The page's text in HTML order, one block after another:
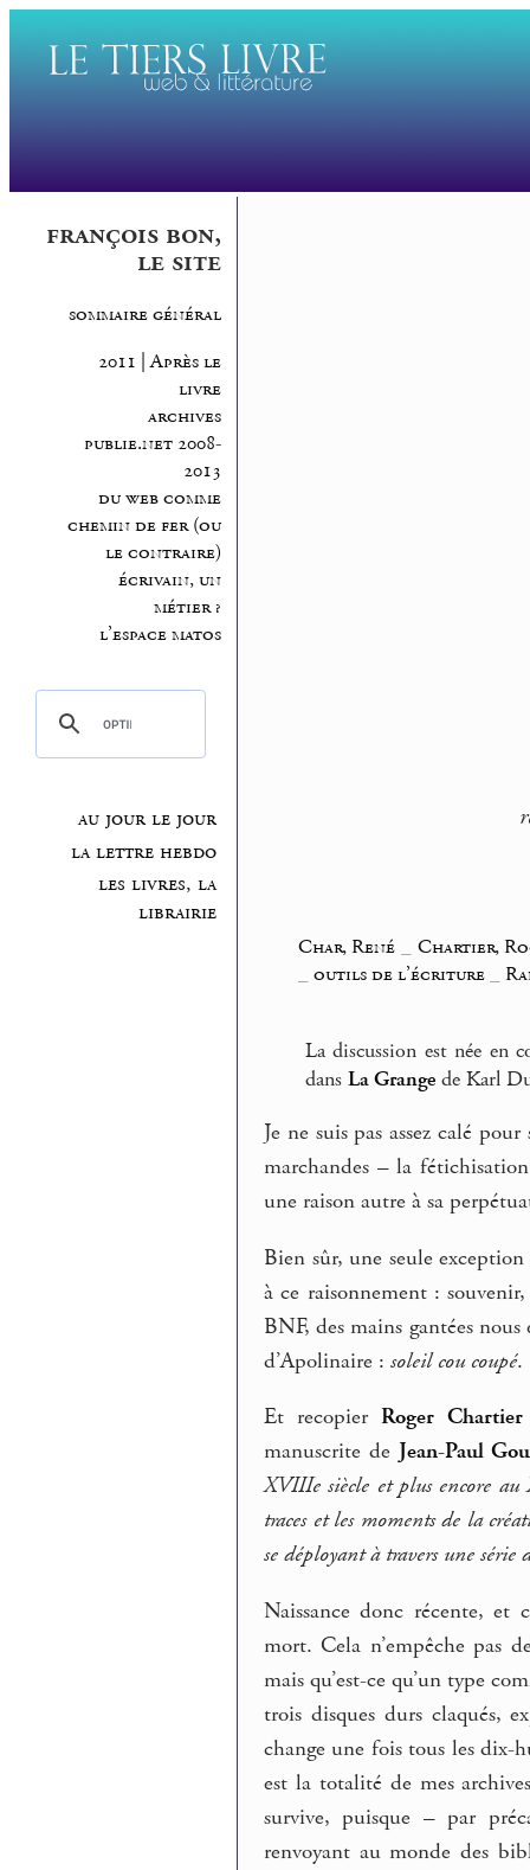
françois bon,
le site
sommaire général
2011 | Après le
livre
archives
publie.net 2008-
2013
du web comme
chemin de fer (ou
le contraire)
écrivain, un
métier ?
l’espace matos
au jour le jour
la lettre hebdo
les livres, la
librairie
Char, René
Chartier,
outils de l’écriture_
La discussion est née en
dans La Grange de Karl
Je ne suis pas assez calé
marchandes – la
une raison autre à sa
Bien sûr, une seule
à ce raisonnement :
BNF, des mains gantées nous
d’Apolinaire :soleil cou coupé.
Et recopier Roger Chartier
manuscrite de Jean-Paul
XVIIIe siècle et plus encore au
traces et les moments de la
se déployant à travers une série
Naissance donc récente, et
mort. Cela n’empêche pas
mais qu’est-ce qu’un type
trois disques durs claqués,
change une fois tous les
est la totalité de mes
survive, puisque – par
renvoyant au monde des